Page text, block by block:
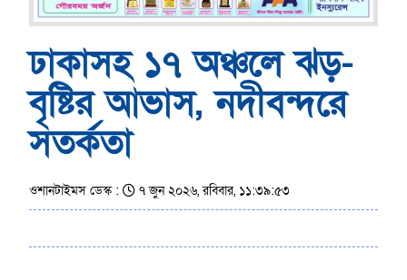
ঢাকাসহ ১৭ অঞ্চলে ঝড়-
বৃষ্টির আভাস, নদীবন্দরে
সতর্কতা
ওশানটাইমস ডেস্ক : ৭ জুন ২০২৬, রবিবার, ১১:৩৯:৫৩